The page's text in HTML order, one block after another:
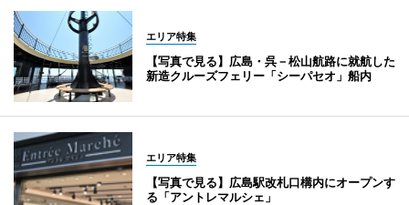
エリア特集
【写真で見る】広島・呉－松山航路に就航した
新造クルーズフェリー「シーパセオ」船内
エリア特集
【写真で見る】広島駅改札口構内にオープンす
る「アントレマルシェ」